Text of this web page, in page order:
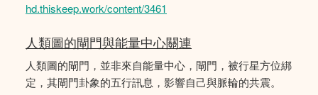
hd.thiskeep.work/content/3461
人類圖的閘門與能量中心關連
人類圖的閘門，並非來自能量中心，閘門，被行星方位綁
定，其閘門卦象的五行訊息，影響自己與脈輪的共震。